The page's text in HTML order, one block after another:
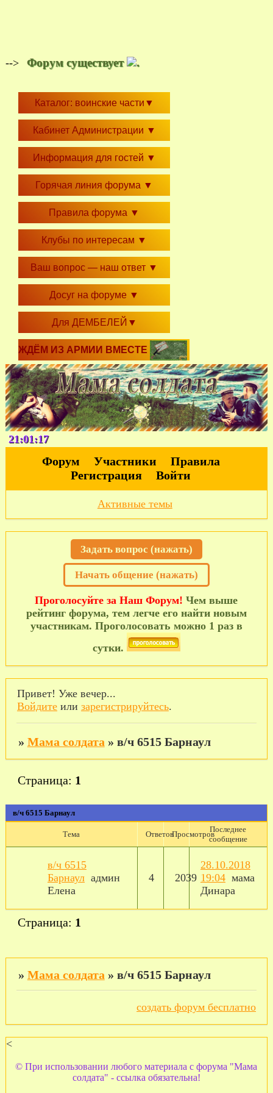
--> Форум существует .
Каталог: воинские части ▼
Кабинет Администрации ▼
Информация для гостей ▼
Горячая линия форума ▼
Правила форума ▼
Клубы по интересам ▼
Ваш вопрос — наш ответ ▼
Досуг на форуме ▼
Для ДЕМБЕЛЕЙ ▼
ЖДЁМ ИЗ АРМИИ ВМЕСТЕ
21:01:17
Форум Участники
Правила
Регистрация
Войти
Активные темы
Задать вопрос (нажать)
Начать общение (нажать)
Проголосуйте за Наш Форум! Чем выше
рейтинг форума, тем легче его найти новым
участникам. Проголосовать можно 1 раз в
сутки.
Привет! Уже вечер...
Войдитеили зарегистрируйтесь.
» Мама солдата » в/ч 6515 Барнаул
в/ч 6515 Барнаул
Страница: 1
Тема ОтветовПросмотров
Последнее
сообщение
в/ч 6515
Барнаул админ
Елена
4 2039
28.10.2018
19:04 мама
Динара
Страница: 1
» Мама солдата » в/ч 6515 Барнаул
создать форум бесплатно
<
© При использовании любого материала с форума "Мама
солдата" - ссылка обязательна!